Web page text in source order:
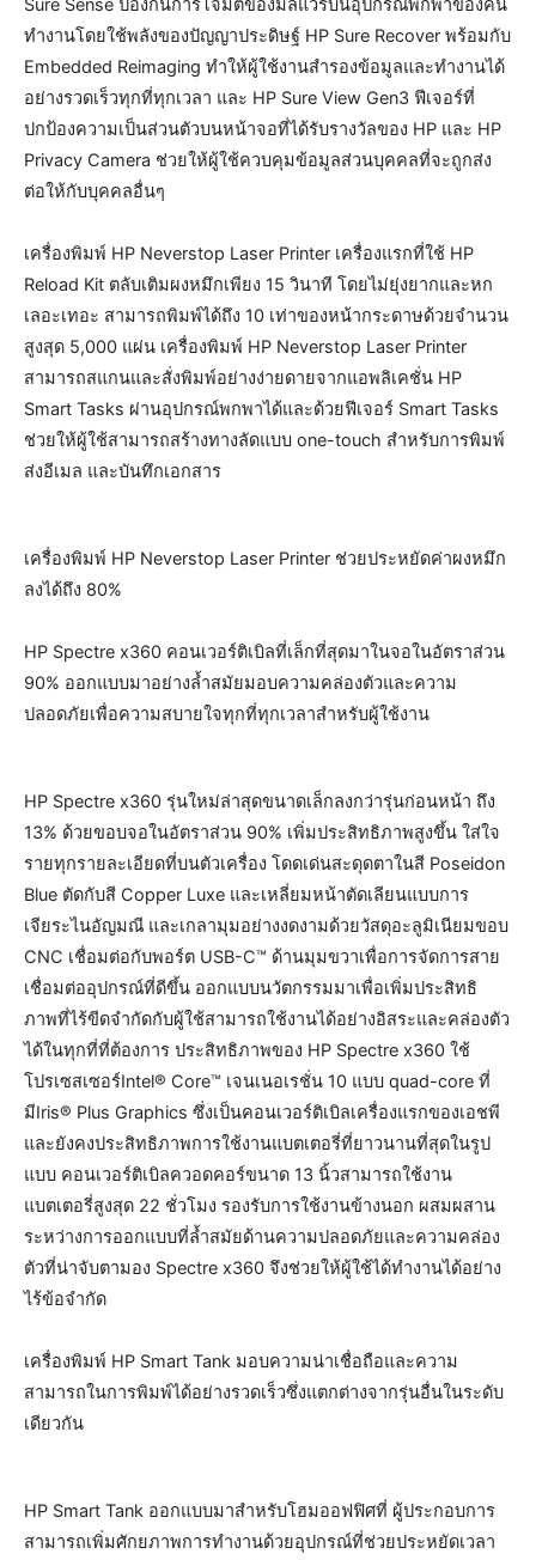
Sure Sense ป้องกันการโจมตีของมัลแวร์บนอุปกรณ์พกพาของคน
ทำงานโดยใช้พลังของปัญญาประดิษฐ์ HP Sure Recover พร้อมกับ
Embedded Reimaging ทำให้ผู้ใช้งานสำรองข้อมูลและทำงานได้
อย่างรวดเร็วทุกที่ทุกเวลา และ HP Sure View Gen3 ฟีเจอร์ที่
ปกป้องความเป็นส่วนตัวบนหน้าจอที่ได้รับรางวัลของ HP และ HP
Privacy Camera ช่วยให้ผู้ใช้ควบคุมข้อมูลส่วนบุคคลที่จะถูกส่ง
ต่อให้กับบุคคลอื่นๆ
เครื่องพิมพ์ HP Neverstop Laser Printer เครื่องแรกที่ใช้ HP
Reload Kit ตลับเติมผงหมึกเพียง 15 วินาที โดยไม่ยุ่งยากและหก
เลอะเทอะ สามารถพิมพ์ได้ถึง 10 เท่าของหน้ากระดาษด้วยจำนวน
สูงสุด 5,000 แผ่น เครื่องพิมพ์ HP Neverstop Laser Printer
สามารถสแกนและสั่งพิมพ์อย่างง่ายดายจากแอพลิเคชั่น HP
Smart Tasks ผ่านอุปกรณ์พกพาได้และด้วยฟีเจอร์ Smart Tasks
ช่วยให้ผู้ใช้สามารถสร้างทางลัดแบบ one-touch สำหรับการพิมพ์
ส่งอีเมล และบันทึกเอกสาร
เครื่องพิมพ์ HP Neverstop Laser Printer ช่วยประหยัดค่าผงหมึก
ลงได้ถึง 80%
HP Spectre x360 คอนเวอร์ติเบิลที่เล็กที่สุดมาในจอในอัตราส่วน
90% ออกแบบมาอย่างล้ำสมัยมอบความคล่องตัวและความ
ปลอดภัยเพื่อความสบายใจทุกที่ทุกเวลาสำหรับผู้ใช้งาน
HP Spectre x360 รุ่นใหม่ล่าสุดขนาดเล็กลงกว่ารุ่นก่อนหน้า ถึง
13% ด้วยขอบจอในอัตราส่วน 90% เพิ่มประสิทธิภาพสูงขึ้น ใส่ใจ
รายทุกรายละเอียดที่บนตัวเครื่อง โดดเด่นสะดุดตาในสี Poseidon
Blue ตัดกับสี Copper Luxe และเหลี่ยมหน้าตัดเลียนแบบการ
เจียระไนอัญมณี และเกลามุมอย่างงดงามด้วยวัสดุอะลูมิเนียมขอบ
CNC เชื่อมต่อกับพอร์ต USB-C™ ด้านมุมขวาเพื่อการจัดการสาย
เชื่อมต่ออุปกรณ์ที่ดีขึ้น ออกแบบนวัตกรรมมาเพื่อเพิ่มประสิทธิ
ภาพที่ไร้ขีดจำกัดกับผู้ใช้สามารถใช้งานได้อย่างอิสระและคล่องตัว
ได้ในทุกที่ที่ต้องการ ประสิทธิภาพของ HP Spectre x360 ใช้
โปรเซสเซอร์Intel® Core™ เจนเนอเรชั่น 10 แบบ quad-core ที่
มีIris® Plus Graphics ซึ่งเป็นคอนเวอร์ติเบิลเครื่องแรกของเอชพี
และยังคงประสิทธิภาพการใช้งานแบตเตอรี่ที่ยาวนานที่สุดในรูป
แบบ คอนเวอร์ติเบิลควอดคอร์ขนาด 13 นิ้วสามารถใช้งาน
แบตเตอรี่สูงสุด 22 ชั่วโมง รองรับการใช้งานข้างนอก ผสมผสาน
ระหว่างการออกแบบที่ล้ำสมัยด้านความปลอดภัยและความคล่อง
ตัวที่น่าจับตามอง Spectre x360 จึงช่วยให้ผู้ใช้ได้ทำงานได้อย่าง
ไร้ข้อจำกัด
เครื่องพิมพ์ HP Smart Tank มอบความน่าเชื่อถือและความ
สามารถในการพิมพ์ได้อย่างรวดเร็วซึ่งแตกต่างจากรุ่นอื่นในระดับ
เดียวกัน
HP Smart Tank ออกแบบมาสำหรับโฮมออฟฟิศที่ ผู้ประกอบการ
สามารถเพิ่มศักยภาพการทำงานด้วยอุปกรณ์ที่ช่วยประหยัดเวลา